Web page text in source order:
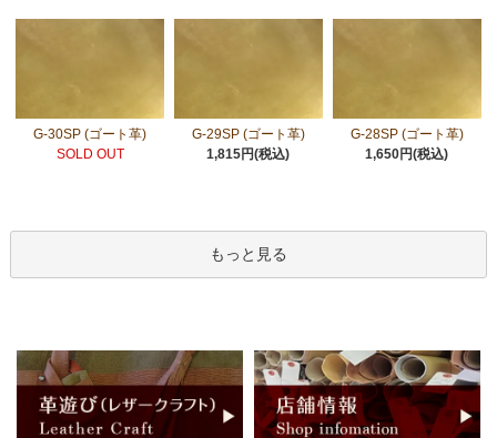
G-30SP (ゴート革)
SOLD OUT
G-29SP (ゴート革)
1,815円(税込)
G-28SP (ゴート革)
1,650円(税込)
もっと見る